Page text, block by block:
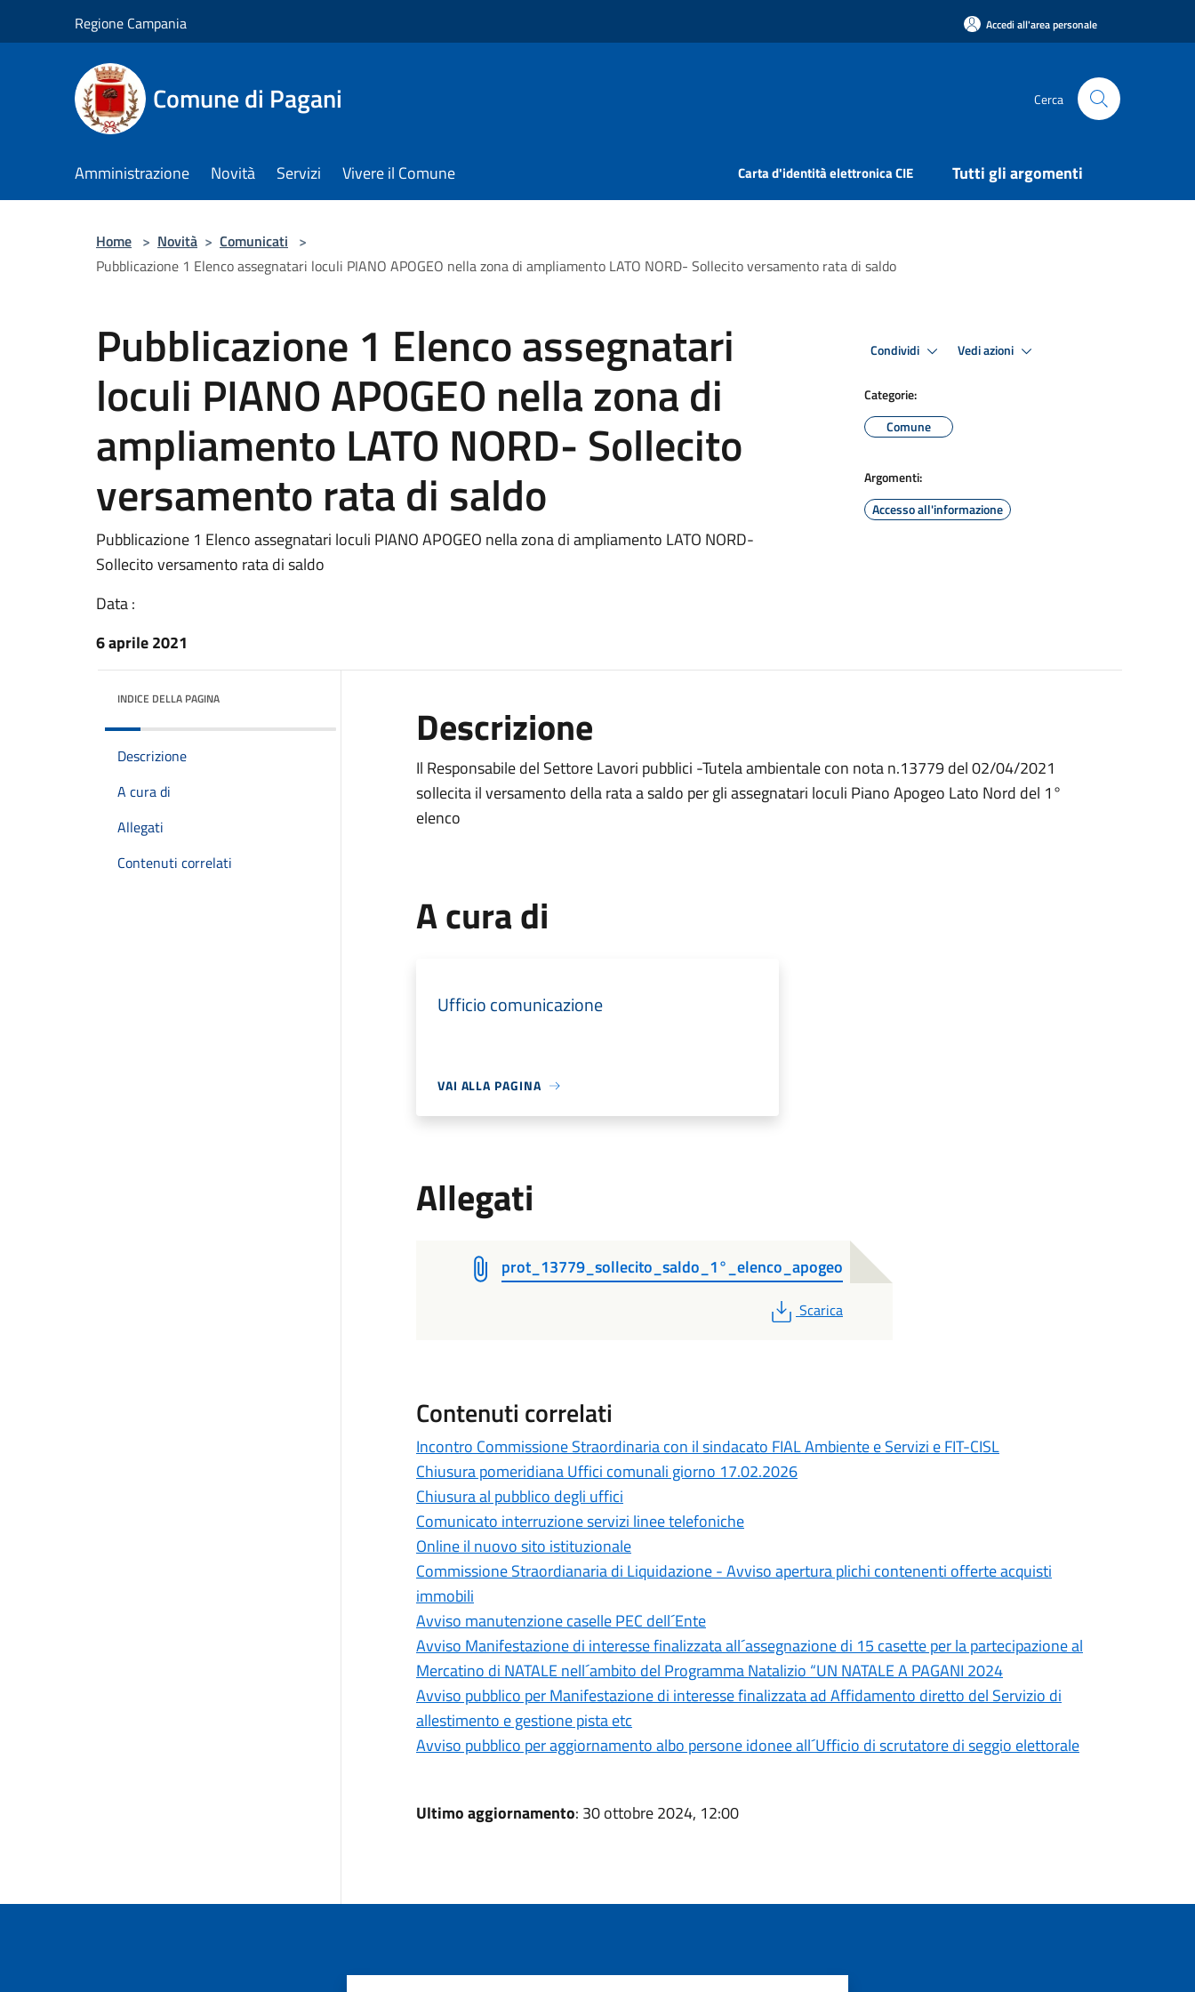
Regione Campania Accedi all'area personale
Comune di Pagani Cerca
Amministrazione Novità Servizi Vivere il Comune Carta d'identità elettronica CIE Tutti gli argomenti
Home > Novità > Comunicati >
Pubblicazione 1 Elenco assegnatari loculi PIANO APOGEO nella zona di ampliamento LATO NORD- Sollecito versamento rata di saldo
Pubblicazione 1 Elenco assegnatari
loculi PIANO APOGEO nella zona di
ampliamento LATO NORD- Sollecito
versamento rata di saldo
Pubblicazione 1 Elenco assegnatari loculi PIANO APOGEO nella zona di ampliamento LATO NORD-
Sollecito versamento rata di saldo
Data :
6 aprile 2021
Condividi Vedi azioni
Categorie:
Comune
Argomenti:
Accesso all'informazione
INDICE DELLA PAGINA
Descrizione
A cura di
Allegati
Contenuti correlati
Descrizione
Il Responsabile del Settore Lavori pubblici -Tutela ambientale con nota n.13779 del 02/04/2021
sollecita il versamento della rata a saldo per gli assegnatari loculi Piano Apogeo Lato Nord del 1°
elenco
A cura di
Ufficio comunicazione
VAI ALLA PAGINA
Allegati
prot_13779_sollecito_saldo_1°_elenco_apogeo
PDF
Scarica
Contenuti correlati
Incontro Commissione Straordinaria con il sindacato FIAL Ambiente e Servizi e FIT-CISL
Chiusura pomeridiana Uffici comunali giorno 17.02.2026
Chiusura al pubblico degli uffici
Comunicato interruzione servizi linee telefoniche
Online il nuovo sito istituzionale
Commissione Straordianaria di Liquidazione - Avviso apertura plichi contenenti offerte acquisti
immobili
Avviso manutenzione caselle PEC dell´Ente
Avviso Manifestazione di interesse finalizzata all´assegnazione di 15 casette per la partecipazione al
Mercatino di NATALE nell´ambito del Programma Natalizio “UN NATALE A PAGANI 2024
Avviso pubblico per Manifestazione di interesse finalizzata ad Affidamento diretto del Servizio di
allestimento e gestione pista etc
Avviso pubblico per aggiornamento albo persone idonee all´Ufficio di scrutatore di seggio elettorale
Ultimo aggiornamento: 30 ottobre 2024, 12:00